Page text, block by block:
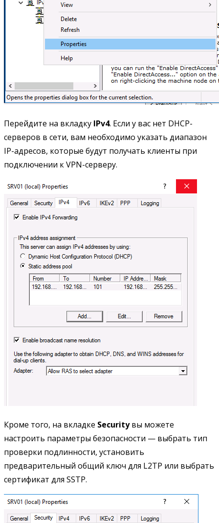
Перейдите на вкладку IPv4. Если у вас нет DHCP-
серверов в сети, вам необходимо указать диапазон
IP-адресов, которые будут получать клиенты при
подключении к VPN-серверу.
Кроме того, на вкладке Securityвы можете
настроить параметры безопасности — выбрать тип
проверки подлинности, установить
предварительный общий ключ для L2TP или выбрать
сертификат для SSTP.